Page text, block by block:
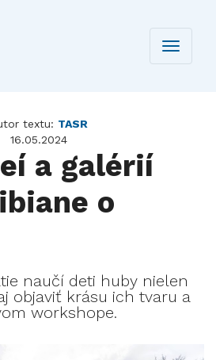
Toggle
textu: TASR
16.05.2024
a galérií
o
naučí deti huby nielen
objaviť krásu ich tvaru a
workshope.